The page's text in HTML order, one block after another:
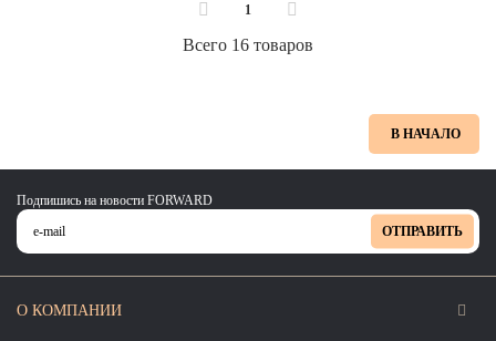
1
Всего 16 товаров
В НАЧАЛО
Подпишись на новости FORWARD
ОТПРАВИТЬ
О КОМПАНИИ